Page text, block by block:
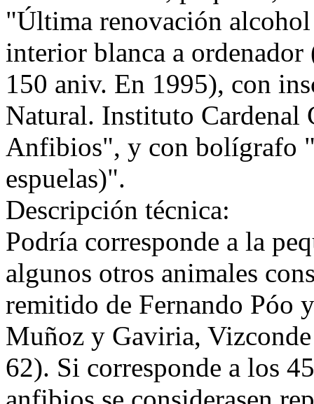
"Última renovación
interior blanca a ordenador
150 aniv. En 1995), con
Natural. Instituto Cardenal
Anfibios", y con bolígrafo
espuelas)".
Descripción técnica:
Podría corresponde a la
algunos otros animales
remitido de Fernando Póo
Muñoz y Gaviria,
62). Si corresponde a los